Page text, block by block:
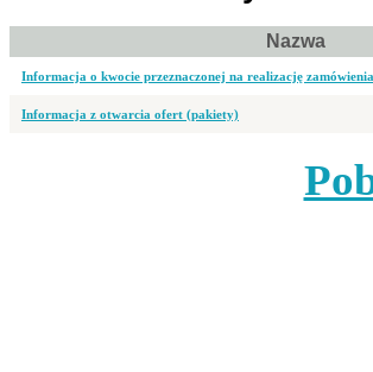
Nazwa
Informacja o kwocie przeznaczonej na realizację zamówienia
Informacja z otwarcia ofert (pakiety)